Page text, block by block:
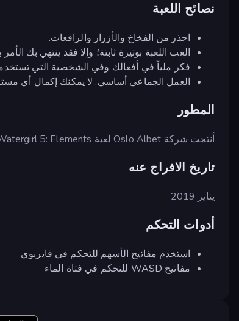
نصائح اللعبة
احذر من الفخاخ والأزرار والرافعات.
العب اللعبة بوتيرة ثابتة؛ وإلا فقد ينتهي بك
فكر ملياً في أفعالك وفي الشخصية التي
العمل الجماعي أساسي. لا يمكنك إكمال أي
المطور
أنتجت شركة Oslo Albet لعبة Fireboy and Watergirl 5: Elements.
تاريخ الافراج عنه
يناير 2019
أدوات التحكم
استخدم مفاتيح الأسهم للتحكم في فايربوي
مفاتيح WASD للتحكم في فتاة الماء